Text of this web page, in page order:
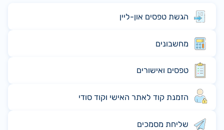
הגשת טפסים און-ליין
מחשבונים
טפסים ואישורים
הזמנת קוד לאתר האישי וקוד סודי
שליחת מסמכים